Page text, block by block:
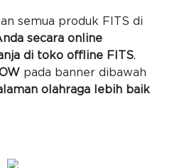
semua produk FITS di
secara online
di toko offline FITS.
pada banner dibawah
olahraga lebih baik